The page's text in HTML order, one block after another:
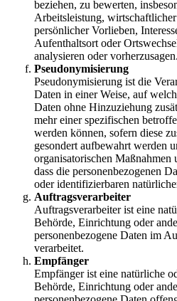
beziehen, zu bewerten,
Arbeitsleistung,
persönlicher Vorlieben,
Aufenthaltsort oder
analysieren oder vorherzusagen.
Pseudonymisierung
Pseudonymisierung ist die
Daten in einer Weise, auf
Daten ohne Hinzuziehung
mehr einer spezifischen
werden können, sofern diese
gesondert aufbewahrt werden
organisatorischen Maßnahmen
dass die personenbezogenen
oder identifizierbaren
Auftragsverarbeiter
Auftragsverarbeiter ist eine
Behörde, Einrichtung oder
personenbezogene Daten im
verarbeitet.
Empfänger
Empfänger ist eine natürliche
Behörde, Einrichtung oder